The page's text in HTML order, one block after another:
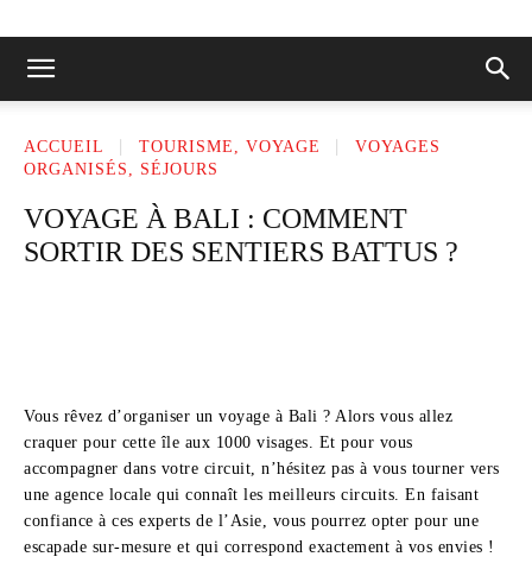
ACCUEIL TOURISME, VOYAGE
VOYAGES
ORGANISÉS, SÉJOURS
VOYAGE À BALI : COMMENT
SORTIR DES SENTIERS BATTUS ?
Vous rêvez d’organiser un voyage à Bali ? Alors vous allez
craquer pour cette île aux 1000 visages. Et pour vous
accompagner dans votre circuit, n’hésitez pas à vous tourner vers
une agence locale qui connaît les meilleurs circuits. En faisant
confiance à ces experts de l’Asie, vous pourrez opter pour une
escapade sur-mesure et qui correspond exactement à vos envies !